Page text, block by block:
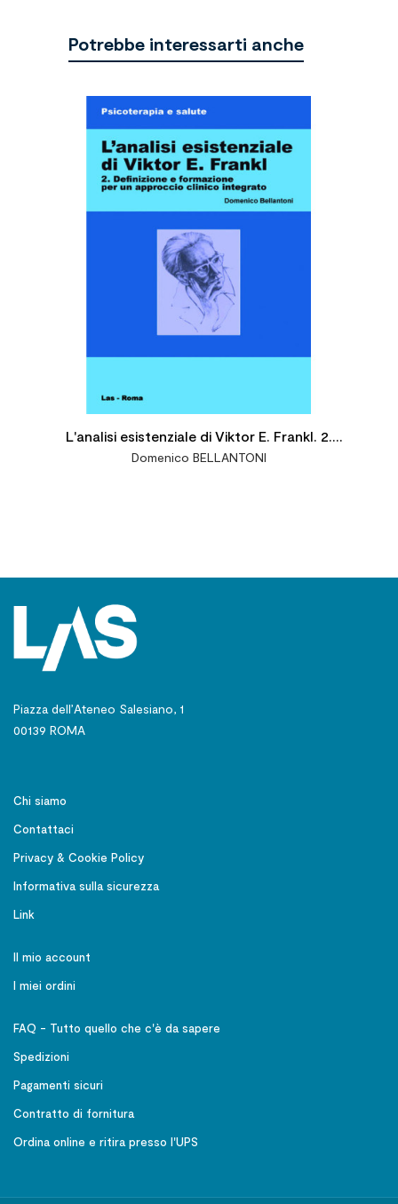
Potrebbe interessarti anche
L'analisi esistenziale di Viktor E. Frankl. 2.
Definizione e formazione per un approccio
Domenico BELLANTONI
Piazza dell’Ateneo Salesiano, 1
00139 ROMA
Chi siamo
Contattaci
Privacy & Cookie Policy
Informativa sulla sicurezza
Link
Il mio account
I miei ordini
FAQ - Tutto quello che c'è da sapere
Spedizioni
Pagamenti sicuri
Contratto di fornitura
Ordina online e ritira presso l'UPS